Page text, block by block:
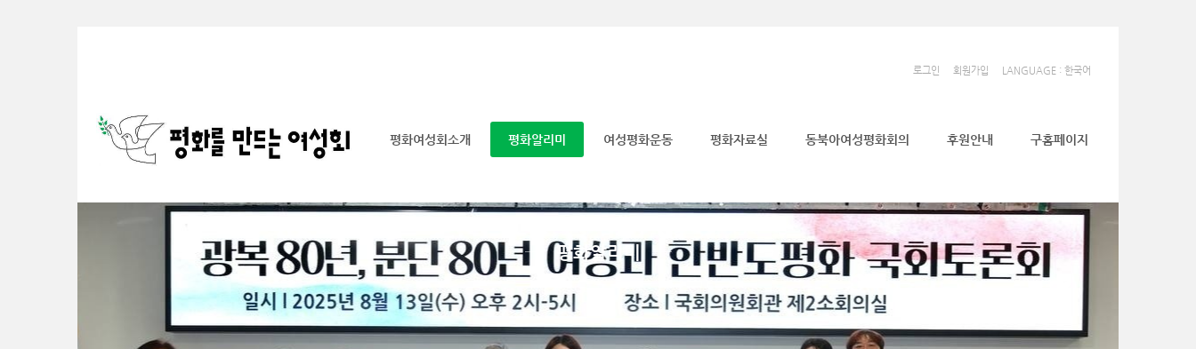
로그인 회원가입 LANGUAGE : 한국어
평화여성회소개 평화알리미 여성평화운동 평화자료실 동북아여성평화회의 후원안내 구홈페이지
평화알리미